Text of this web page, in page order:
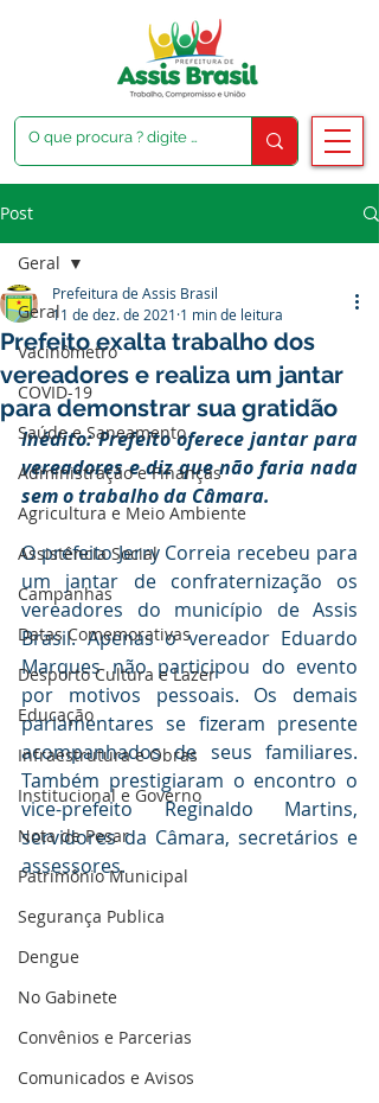
Post
Geral
Vacinômetro
COVID-19
Saúde e Saneamento
Administração e Finanças
Agricultura e Meio Ambiente
Assistência Social
Campanhas
Datas Comemorativas
Desporto Cultura e Lazer
Educação
Infraestrutura e Obras
Institucional e Governo
Nota de Pesar
Patrimônio Municipal
Segurança Publica
Dengue
No Gabinete
Convênios e Parcerias
Comunicados e Avisos
Geral
Prefeito exalta trabalho dos
vereadores e realiza um jantar
para demonstrar sua gratidão
Prefeitura de Assis Brasil
11 de dez. de 2021 1 min de leitura
Inédito: Prefeito oferece jantar para
vereadores e diz que não faria nada
sem o trabalho da Câmara.
O prefeito Jerry Correia recebeu para
um jantar de confraternização os
vereadores do município de Assis
Brasil. Apenas o vereador Eduardo
Marques não participou do evento
por motivos pessoais. Os demais
parlamentares se fizeram presente
acompanhados de seus familiares.
Também prestigiaram o encontro o
vice-prefeito Reginaldo Martins,
servidores da Câmara, secretários e
assessores.